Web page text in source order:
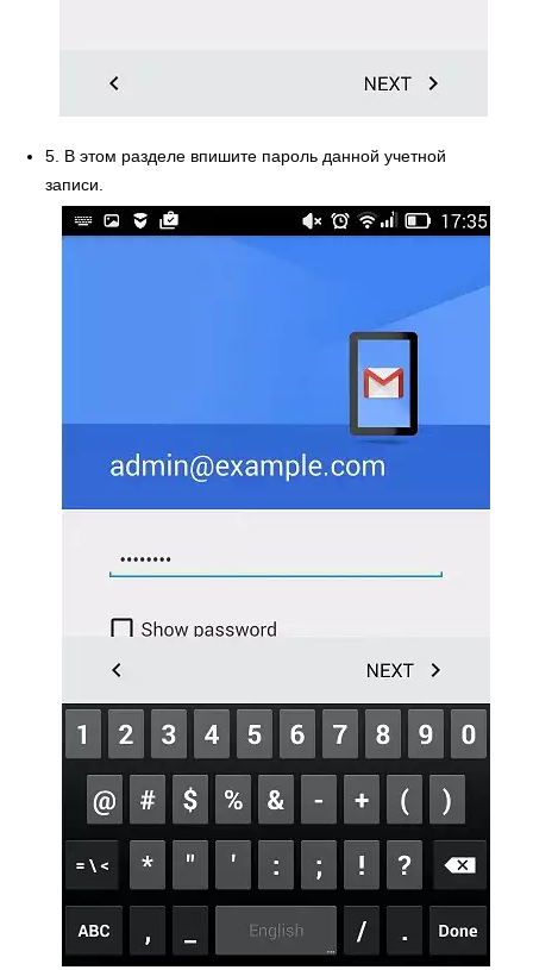
5. В этом разделе впишите пароль данной учетной
записи.